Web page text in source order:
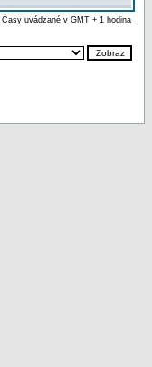
Časy uvádzané v GMT + 1 hodina